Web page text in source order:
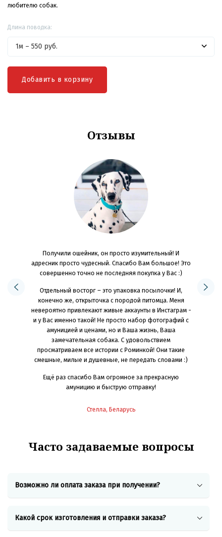
любителю собак.
Длина поводка:
Добавить в корзину
Отзывы
я жила
Получили ошейник, он просто изумительный! И
адресник просто чудесный. Спасибо Вам большое! Это
совершенно точно не последняя покупка у Вас :)
Отдельный восторг – это упаковка посылочки! И,
конечно же, открыточка с породой питомца. Меня
невероятно привлекают живые аккаунты в Инстаграм -
и у Вас именно такой! Не просто набор фотографий с
амуницией и ценами, но и Ваша жизнь, Ваша
замечательная собака. С удовольствием
просматриваем все истории с Роминкой! Они такие
смешные, милые и душевные, не передать словами :)
Ещё раз спасибо Вам огромное за прекрасную
амуницию и быструю отправку!
Стелла, Беларусь
Часто задаваемые вопросы
Возможно ли оплата заказа при получении?
Какой срок изготовления и отправки заказа?